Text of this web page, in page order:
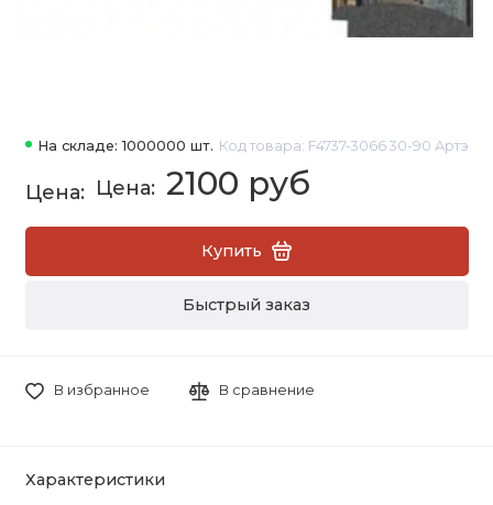
На складе: 1000000 шт. Код товара: F4737-3066 30-90 Артэ
2100 руб
Купить
Быстрый заказ
В избранное В сравнение
Характеристики